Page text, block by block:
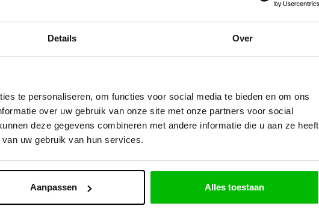
Details Over
te personaliseren, om functies voor social media te bieden en om ons
over uw gebruik van onze site met onze partners voor social
deze gegevens combineren met andere informatie die u aan ze heeft
uw gebruik van hun services.
Aanpassen Alles toestaan